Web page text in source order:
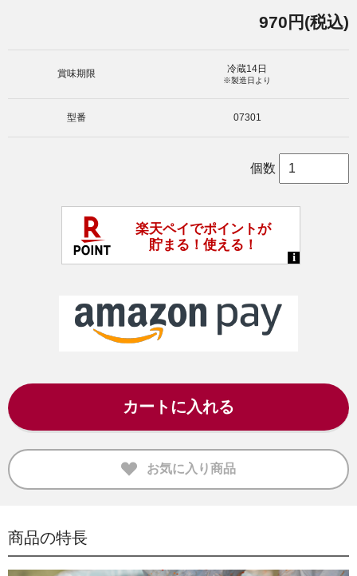
970円(税込)
賞味期限 冷蔵14日
※製造日より
型番 07301
個数
カートに入れる
お気に入り商品
商品の特長